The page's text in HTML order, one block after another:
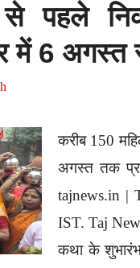
से पहले
में 6
करीब 150
अगस्त तक
tajnews.in |
IST. Taj
कथा के